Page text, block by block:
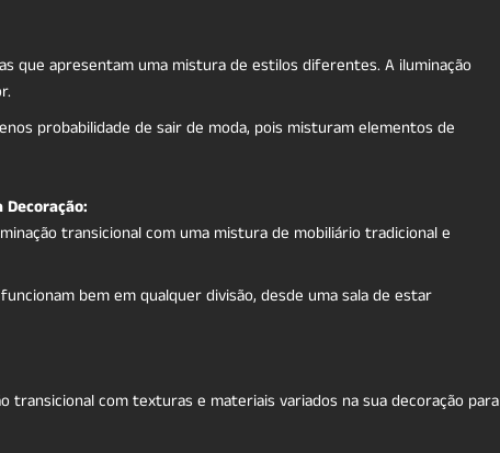
que apresentam uma mistura de estilos diferentes. A iluminação
probabilidade de sair de moda, pois misturam elementos de
transicional com uma mistura de mobiliário tradicional e
bem em qualquer divisão, desde uma sala de estar
transicional com texturas e materiais variados na sua decoração para